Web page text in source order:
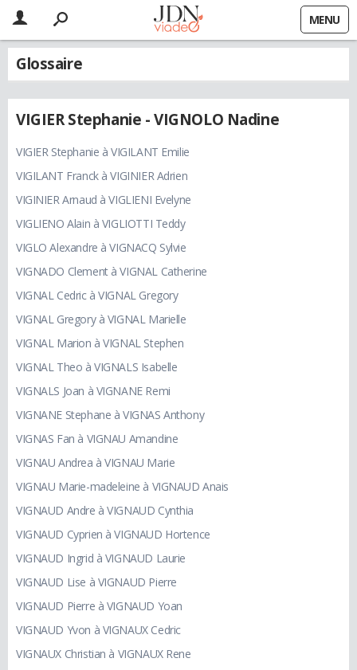
MENU
Glossaire
VIGIER Stephanie - VIGNOLO Nadine
VIGIER Stephanie à VIGILANT Emilie
VIGILANT Franck à VIGINIER Adrien
VIGINIER Arnaud à VIGLIENI Evelyne
VIGLIENO Alain à VIGLIOTTI Teddy
VIGLO Alexandre à VIGNACQ Sylvie
VIGNADO Clement à VIGNAL Catherine
VIGNAL Cedric à VIGNAL Gregory
VIGNAL Gregory à VIGNAL Marielle
VIGNAL Marion à VIGNAL Stephen
VIGNAL Theo à VIGNALS Isabelle
VIGNALS Joan à VIGNANE Remi
VIGNANE Stephane à VIGNAS Anthony
VIGNAS Fan à VIGNAU Amandine
VIGNAU Andrea à VIGNAU Marie
VIGNAU Marie-madeleine à VIGNAUD Anais
VIGNAUD Andre à VIGNAUD Cynthia
VIGNAUD Cyprien à VIGNAUD Hortence
VIGNAUD Ingrid à VIGNAUD Laurie
VIGNAUD Lise à VIGNAUD Pierre
VIGNAUD Pierre à VIGNAUD Yoan
VIGNAUD Yvon à VIGNAUX Cedric
VIGNAUX Christian à VIGNAUX Rene